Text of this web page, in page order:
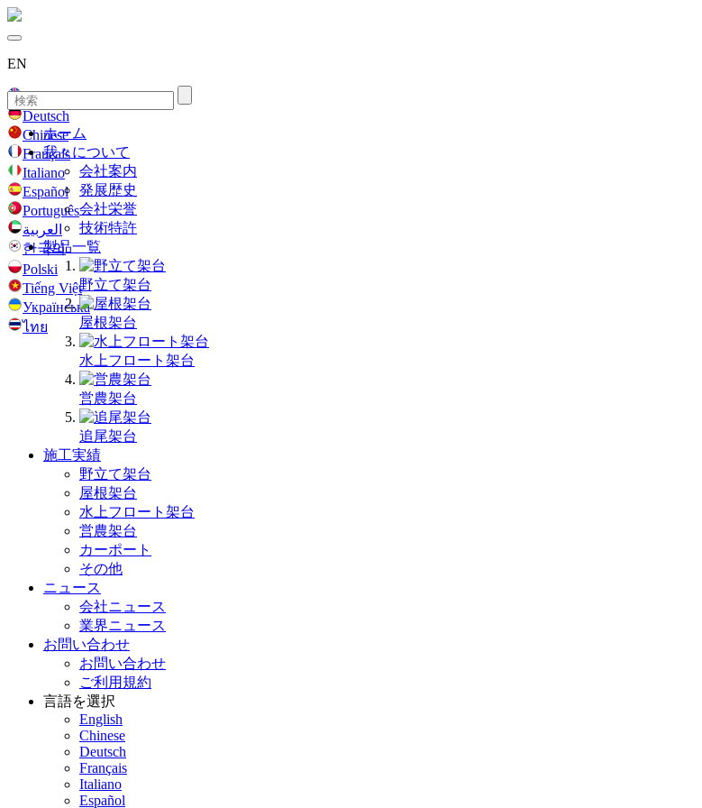
EN
English
Deutsch
Chinese
Français
Italiano
Español
Português
العربية
한국의
Polski
Tiếng Việt
Українська
ไทย
ホーム
我々について
会社案内
発展歴史
会社栄誉
技術特許
製品一覧
野立て架台
屋根架台
水上フロート架台
営農架台
追尾架台
施工実績
野立て架台
屋根架台
水上フロート架台
営農架台
カーポート
その他
ニュース
会社ニュース
業界ニュース
お問い合わせ
お問い合わせ
ご利用規約
言語を選択
English
Chinese
Deutsch
Français
Italiano
Español